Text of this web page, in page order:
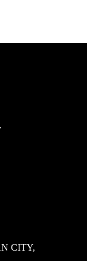
CITY,